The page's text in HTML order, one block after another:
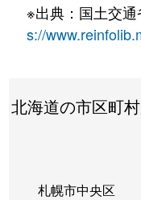
※出典：国土交
s://
北海道の市区町
札幌市中央区